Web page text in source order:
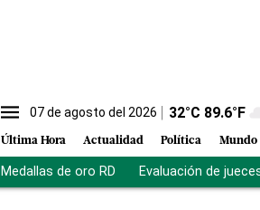
07 de agosto del 2026 32°C 89.6°F
Última Hora Actualidad Política Mundo
Medallas de oro RD Evaluación de